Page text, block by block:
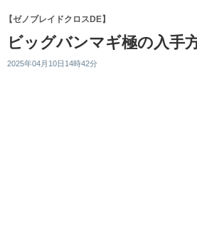
【ゼノブレイドクロスDE】
ビッグバンマギ極の入手
2025年04月10日14時42分